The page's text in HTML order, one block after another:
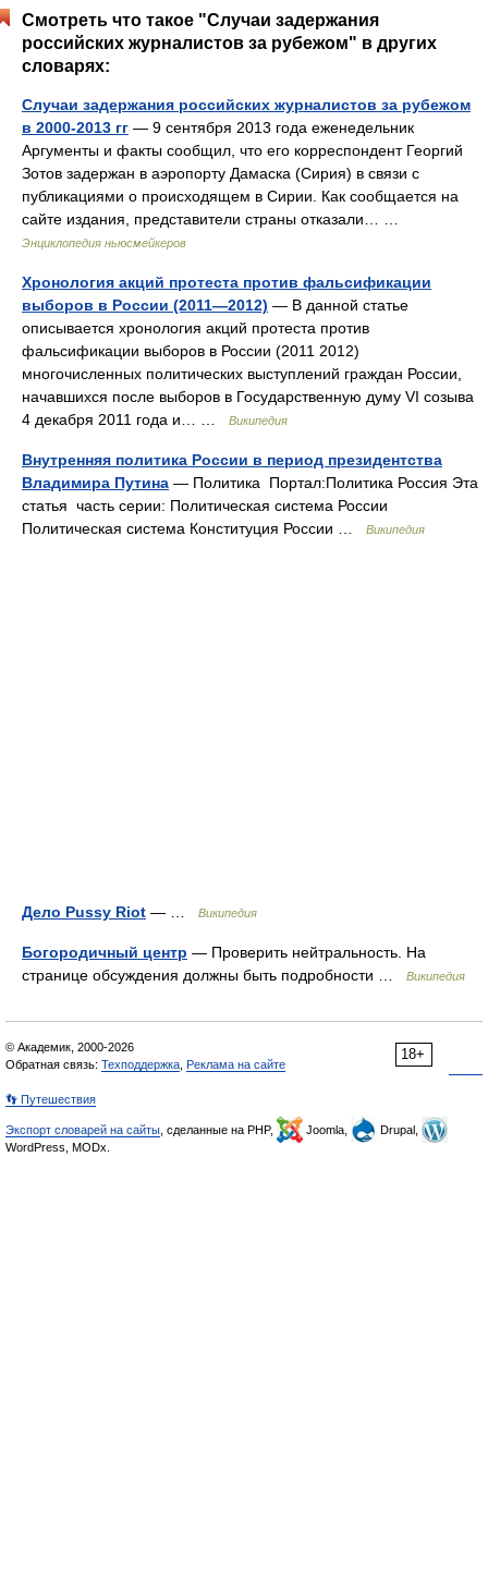
Смотреть что такое "Случаи задержания
российских журналистов за рубежом" в других
словарях:
Случаи задержания российских журналистов за рубежом
в 2000-2013 гг — 9 сентября 2013 года еженедельник
Аргументы и факты сообщил, что его корреспондент Георгий
Зотов задержан в аэропорту Дамаска (Сирия) в связи с
публикациями о происходящем в Сирии. Как сообщается на
сайте издания, представители страны отказали… …
Энциклопедия ньюсмейкеров
Хронология акций протеста против фальсификации
выборов в России (2011—2012) — В данной статье
описывается хронология акций протеста против
фальсификации выборов в России (2011 2012)
многочисленных политических выступлений граждан России,
начавшихся после выборов в Государственную думу VI созыва
4 декабря 2011 года и… …
Википедия
Внутренняя политика России в период президентства
Владимира Путина — Политика Портал:Политика Россия Эта
статья часть серии: Политическая система России
Политическая система Конституция России …
Википедия
Дело Pussy Riot — … Википедия
Богородичный центр — Проверить нейтральность. На
странице обсуждения должны быть подробности …
Википедия
18+
© Академик, 2000-2026
Обратная связь: Техподдержка Реклама на сайте
👣 Путешествия
Экспорт словарей на сайты , сделанные на PHP, Joomla,
Drupal,
WordPress, MODx.